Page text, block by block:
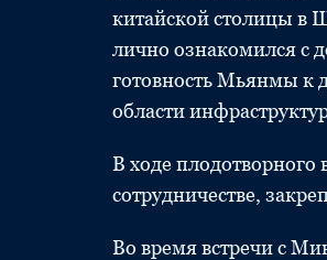
китайской столицы в
лично ознакомился с
готовность Мьянмы к
области
В ходе
сотрудничестве,
Во время встречи с